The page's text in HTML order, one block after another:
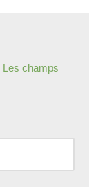
Les champs